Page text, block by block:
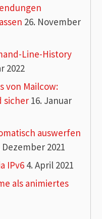
26. November
Line-History
2022
von Mailcow:
sicher 16. Januar
auswerfen
Dezember 2021
IPv6 4. April 2021
als animiertes